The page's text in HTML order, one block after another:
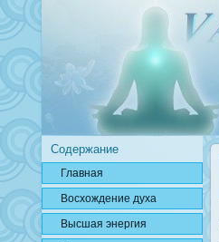
Содержание
Главная
Вοсхождение духа
Высшая энергия